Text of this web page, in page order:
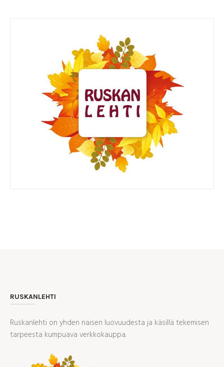
RUSKANLEHTI
Ruskanlehti on yhden naisen luovuudesta ja käsillä tekemisen
tarpeesta kumpuava verkkokauppa.